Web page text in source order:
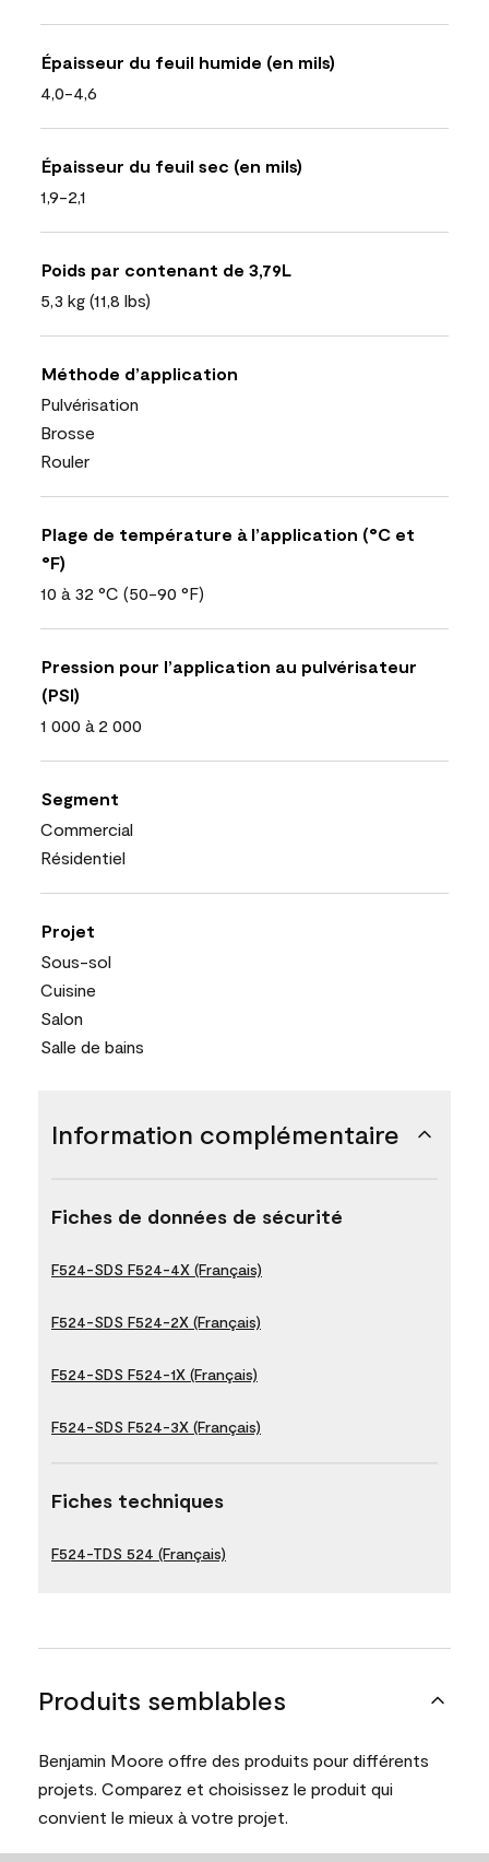
Épaisseur du feuil humide (en mils)
4,0-4,6
Épaisseur du feuil sec (en mils)
1,9-2,1
Poids par contenant de 3,79L
5,3 kg (11,8 lbs)
Méthode d’application
Pulvérisation
Brosse
Rouler
Plage de température à l’application (°C et
°F)
10 à 32 °C (50-90 °F)
Pression pour l’application au pulvérisateur
(PSI)
1 000 à 2 000
Segment
Commercial
Résidentiel
Projet
Sous-sol
Cuisine
Salon
Salle de bains
Information complémentaire
Fiches de données de sécurité
F524-SDS F524-4X (Français)
F524-SDS F524-2X (Français)
F524-SDS F524-1X (Français)
F524-SDS F524-3X (Français)
Fiches techniques
F524-TDS 524 (Français)
Produits semblables
Benjamin Moore offre des produits pour différents
projets. Comparez et choisissez le produit qui
convient le mieux à votre projet.